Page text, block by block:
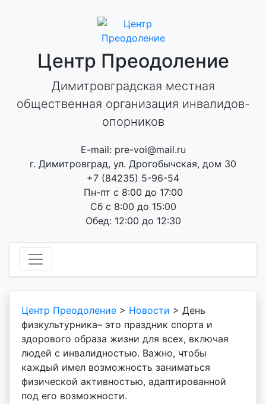
Центр Преодоление
Димитровградская местная
общественная организация инвалидов-
опорников
E-mail: pre-voi@mail.ru
г. Димитровград, ул. Дрогобычская, дом 30
+7 (84235) 5-96-54
Пн-пт с 8:00 до 17:00
Сб с 8:00 до 15:00
Обед: 12:00 до 12:30
Центр Преодоление > Новости > День
физкультурника– это праздник спорта и
здорового образа жизни для всех, включая
людей с инвалидностью. Важно, чтобы
каждый имел возможность заниматься
физической активностью, адаптированной
под его возможности.